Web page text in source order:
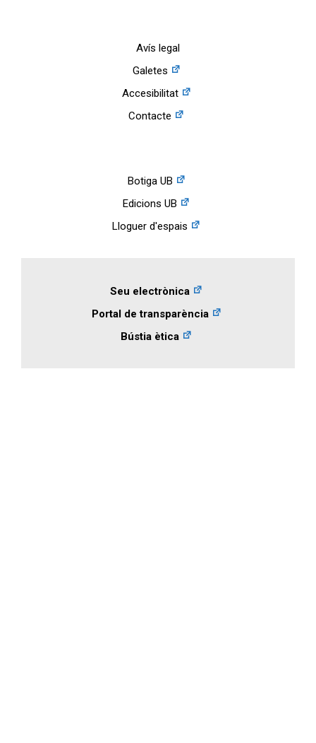
Avís legal
Galetes
Accesibilitat
Contacte
Botiga UB
Edicions UB
Lloguer d'espais
Seu electrònica
Portal de transparència
Bústia ètica